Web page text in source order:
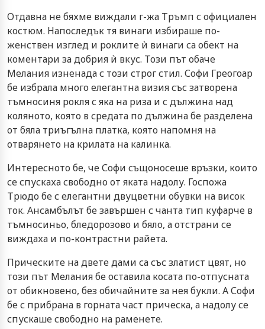
Отдавна не бяхме виждали г-жа Тръмп с официален
костюм. Напоследък тя винаги избираше по-
женствен изглед и роклите ѝ винаги са обект на
коментари за добрия ѝ вкус. Този път обаче
Мелания изненада с този строг стил. Софи Греогоар
бе избрала много елегантна визия със затворена
тъмносиня рокля с яка на риза и с дължина над
коляното, която в средата по дължина бе разделена
от бяла триъгълна платка, която напомня на
отварянето на крилата на калинка.
Интересното бе, че Софи същоносеше връзки, които
се спускаха свободно от яката надолу. Госпожа
Трюдо бе с елегантни двуцветни обувки на висок
ток. Ансамбълът бе завършен с чанта тип куфарче в
тъмносиньо, бледорозово и бяло, а отстрани се
виждаха и по-контрастни райета.
Прическите на двете дами са със златист цвят, но
този път Мелания бе оставила косата по-отпусната
от обикновено, без обичайните за нея букли. А Софи
бе с прибрана в горната част прическа, а надолу се
спускаше свободно на раменете.